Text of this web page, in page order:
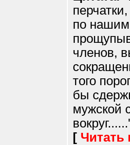
по
членов,
того
бы
мужской
[ Читать